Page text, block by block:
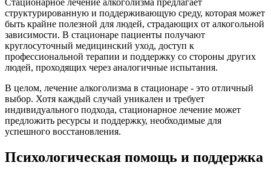
Стационарное лечение алкоголизма предлагает
структурированную и поддерживающую среду, которая может
быть крайне полезной для людей, страдающих от алкогольной
зависимости. В стационаре пациенты получают
круглосуточный медицинский уход, доступ к
профессиональной терапии и поддержку со стороны других
людей, проходящих через аналогичные испытания.
В целом, лечение алкоголизма в стационаре - это отличный
выбор. Хотя каждый случай уникален и требует
индивидуального подхода, стационарное лечение может
предложить ресурсы и поддержку, необходимые для
успешного восстановления.
Психологическая помощь и поддержка